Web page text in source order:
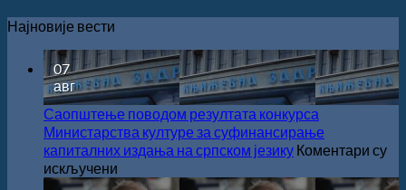
1,500.00 рсд.
Најновије вести
07
авг
Саопштење поводом резултата конкурса
Министарства културе за суфинансирање
капиталних издања на српском језику Коментари су
искључени
Саопштење